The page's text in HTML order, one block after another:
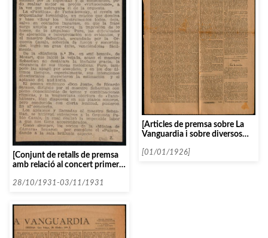
[Conjunt de retalls de premsa
amb relació al concert primer
28/10/1931-03/11/1931
[Articles de premsa sobre La
Vanguardia i sobre diversos
[01/01/1926]